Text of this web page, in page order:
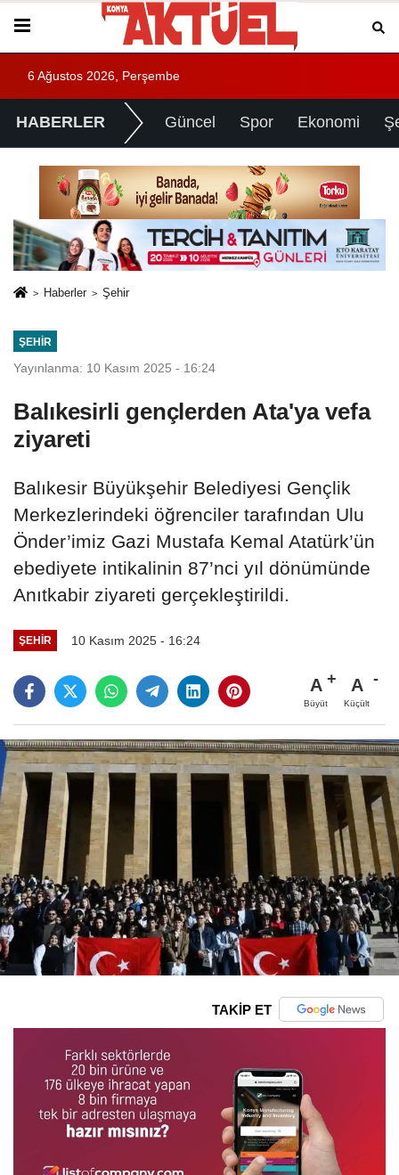
6 Ağustos 2026, Perşembe
HABERLER Güncel Spor Ekonomi
Haberler Şehir
ŞEHIR
Yayınlanma: 10 Kasım 2025 - 16:24
Balıkesirli gençlerden Ata'ya vefa
ziyareti
Balıkesir Büyükşehir Belediyesi Gençlik
Merkezlerindeki öğrenciler tarafından Ulu
Önder’imiz Gazi Mustafa Kemal Atatürk’ün
ebediyete intikalinin 87’nci yıl dönümünde
Anıtkabir ziyareti gerçekleştirildi.
ŞEHIR 10 Kasım 2025 - 16:24
A
Büyüt
A
Küçült
TAKİP ET